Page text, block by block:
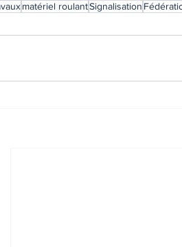
matériel roulantSignalisation